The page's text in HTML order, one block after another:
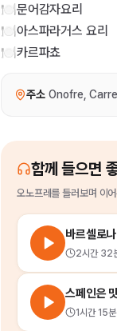
🍽️문어감자요리
🍽️아스파라거스 요리
🍽️카르파쵸
주소 Onofre,
함께 들으면
오노프레를 들러보며 이
바르셀로
2시간 32
스페인은
1시간 15분